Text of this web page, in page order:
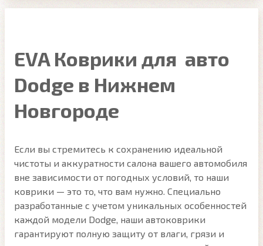
EVA Коврики для авто
Dodge в Нижнем
Новгороде
Если вы стремитесь к сохранению идеальной
чистоты и аккуратности салона вашего автомобиля
вне зависимости от погодных условий, то наши
коврики — это то, что вам нужно. Специально
разработанные с учетом уникальных особенностей
каждой модели Dodge, наши автоковрики
гарантируют полную защиту от влаги, грязи и